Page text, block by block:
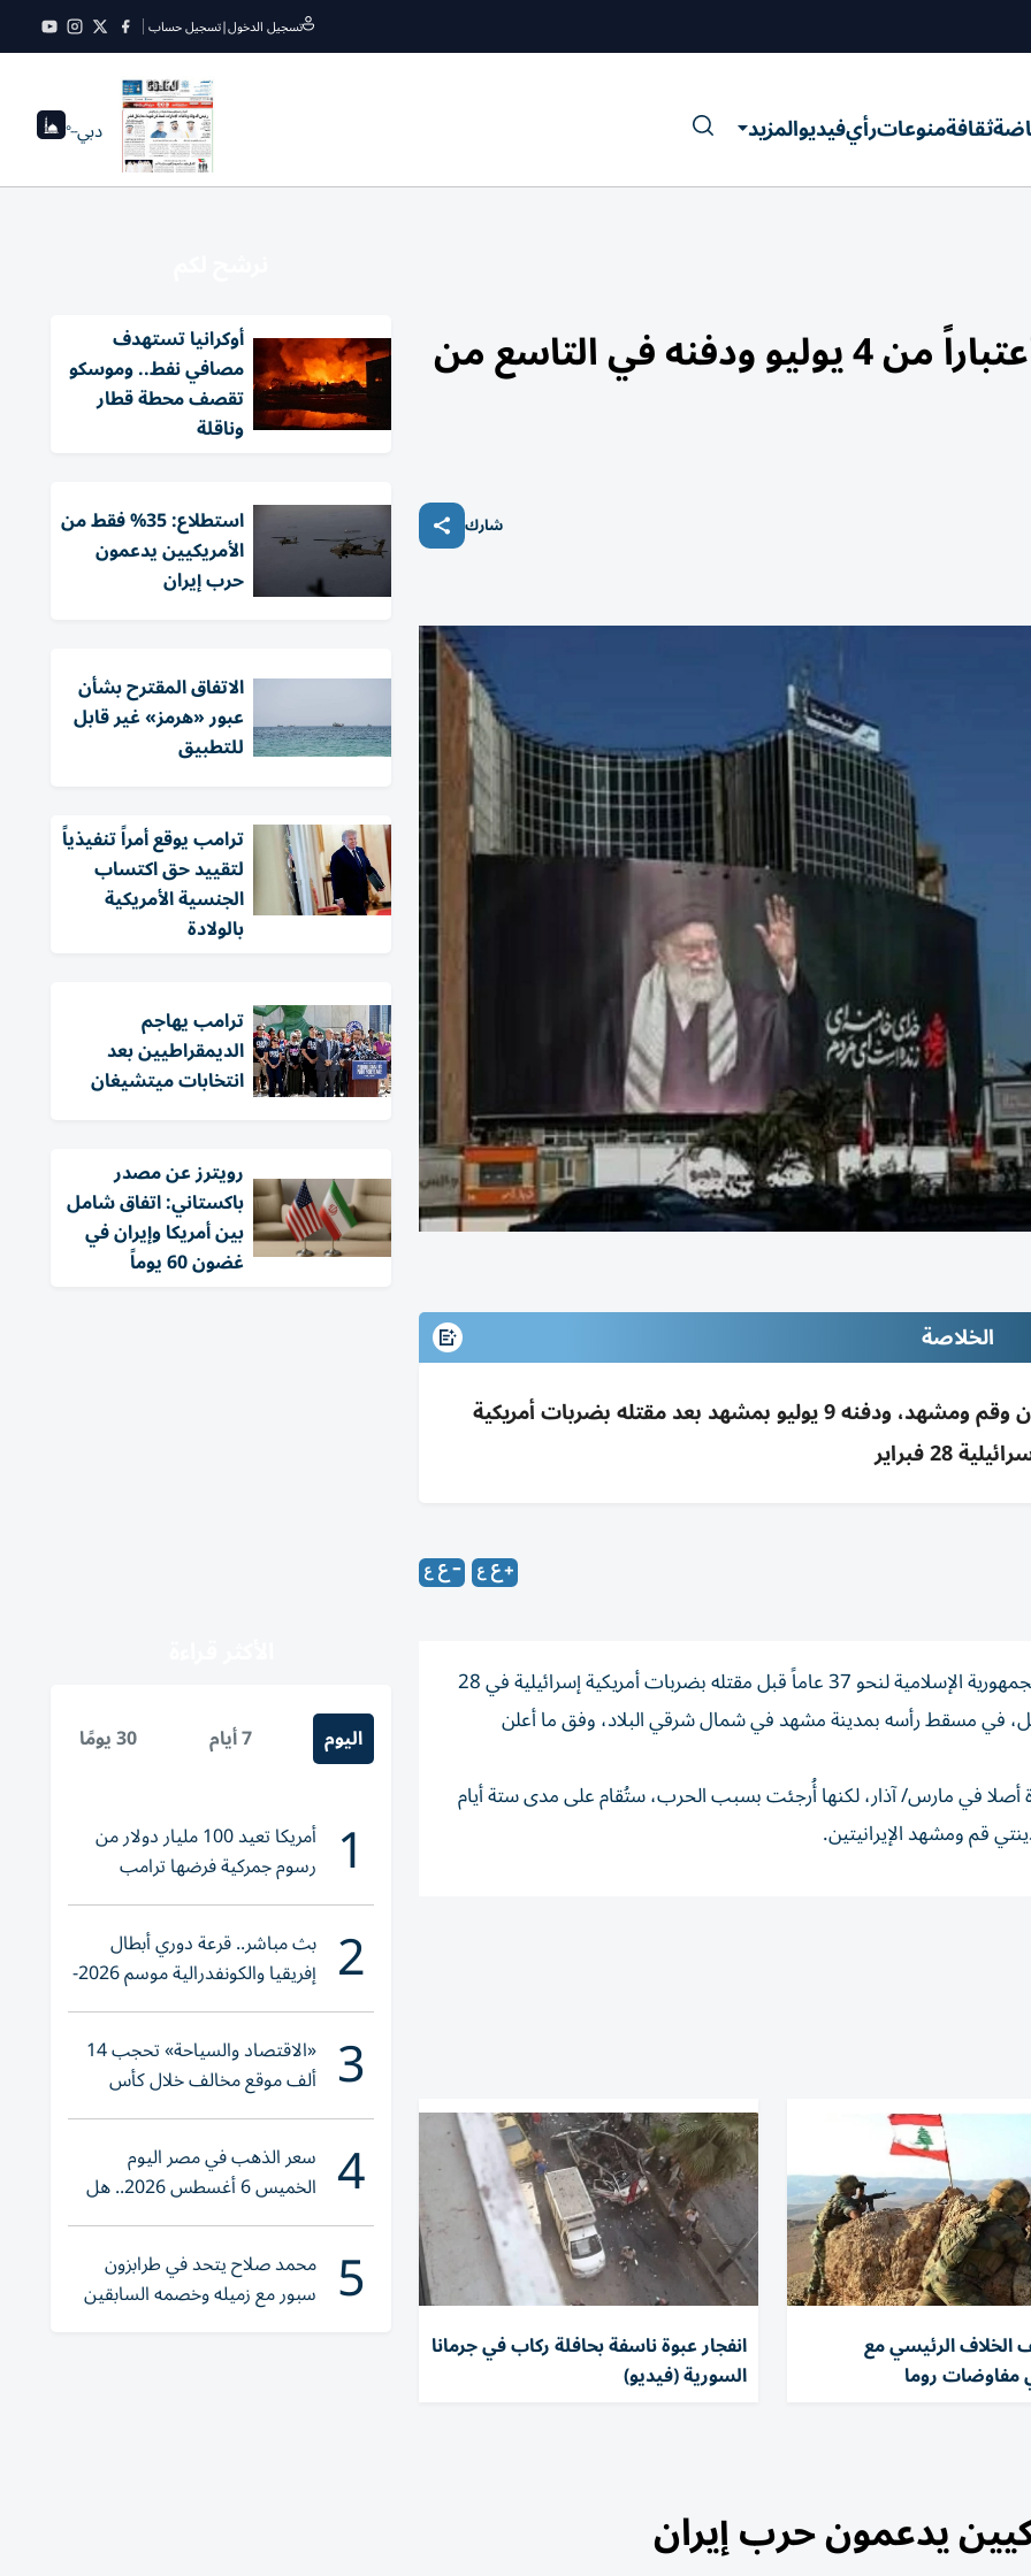
تسجيل الدخول|تسجيل حساب
ثقافةمنوعاترأيفيديوالمزيد دبي--°
إيران تنظم جنازة علي خامنئي اعتباراً من 4 يوليو ودفنه في التاسع من
شارك
الخلاصة
تشييع علي خامنئي يبدأ 4 يوليو لستة أيام بطهران وقم ومشهد، ودفنه 9 يوليو بمشهد بعد مقتله بضربات أمريكية
28 فبراير
يوارى المرشد الأعلى الإيراني الراحل علي خامنئي الذي قاد الجمهورية الإسلامية لنحو 37 عاماً قبل مقتله بضربات أمريكية إسرائيلية في 28
في مسقط رأسه بمدينة مشهد في شمال شرقي البلاد، وفق ما أعلن
أصلا في مارس/ آذار، لكنها أُرجئت بسبب الحرب، ستُقام على مدى ستة أيام
الخلاف الرئيسي مع
مفاوضات روما
انفجار عبوة ناسفة بحافلة ركاب في جرمانا
السورية (فيديو)
أوكرانيا تستهدف
مصافي نفط.. وموسكو
تقصف محطة قطار
وناقلة
استطلاع: 35% فقط من
الأمريكيين يدعمون
حرب إيران
الاتفاق المقترح بشأن
عبور «هرمز» غير قابل
للتطبيق
ترامب يوقع أمراً تنفيذياً
لتقييد حق اكتساب
الجنسية الأمريكية
بالولادة
ترامب يهاجم
الديمقراطيين بعد
انتخابات ميتشيغان
‏رويترز عن مصدر
باكستاني: اتفاق شامل
بين أمريكا وإيران في
غضون 60 يوماً
اليوم 7 أيام 30 يومًا
1 أمريكا تعيد 100 مليار دولار من
رسوم جمركية فرضها ترامب
2 بث مباشر.. قرعة دوري أبطال
إفريقيا والكونفدرالية موسم 2026-
2027
3 «الاقتصاد والسياحة» تحجب 14
ألف موقع مخالف خلال كأس
العالم 2026
4 سعر الذهب في مصر اليوم
الخميس 6 أغسطس 2026.. هل
تنوي الشراء؟
5 محمد صلاح يتحد في طرابزون
سبور مع زميله وخصمه السابقين